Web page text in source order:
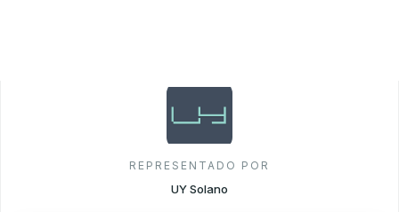
REPRESENTADO POR
UY Solano